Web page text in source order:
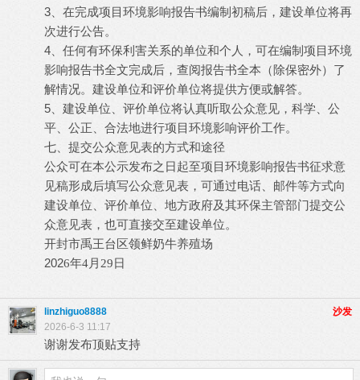
3 、在完成项目环境影响报告书编制初稿后，建设单位将再
次进行公告。
4 、任何有环保利害关系的单位和个人，可在编制项目环境
影响报告书全文完成后，查阅报告书全本（除保密外）了
解情况。建设单位和评价单位将提供方便或解答。
5 、建设单位、评价单位将认真听取公众意见，科学、公
平、公正、合法地进行项目环境影响评价工作。
七、提交公众意见表的方式和途径
公众可在本公示发布之日起至项目环境影响报告书征求意
见稿形成后填写公众意见表，可通过电话、邮件等方式向
建设单位、评价单位、地方政府及其环保主管部门提交公
众意见表，也可直接交至建设单位。
开封市禹王台区领鲜奶牛养殖场
2026年4月 29 日
沙发
linzhiguo8888
2026-6-3 11:17
谢谢发布顶贴支持